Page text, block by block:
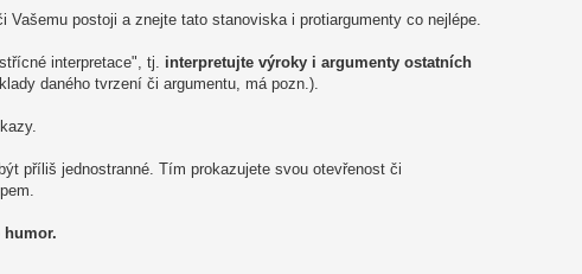
postoji a znejte tato stanoviska i protiargumenty co nejlépe.
interpretace", tj. interpretujte výroky i argumenty ostatních
daného tvrzení či argumentu, má pozn.).
příliš jednostranné. Tím prokazujete svou otevřenost či
humor.